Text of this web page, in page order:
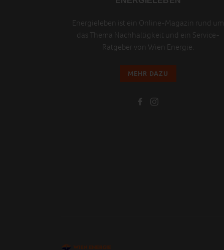
Energieleben ist ein Online-Magazin rund um
das Thema Nachhaltigkeit und ein Service-
Ratgeber von Wien Energie.
MEHR DAZU